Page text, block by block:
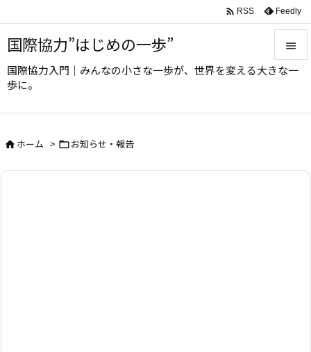
国際協力”はじめの一歩”
国際協力入門｜みんなの小さな一歩が、世界を変える大きな一
歩に。



 RSS Feedly
ホーム > お知らせ・報告